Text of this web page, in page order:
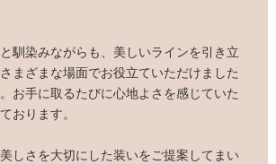
馴染みながらも、美しいラインを引き立
まざまな場面でお役立ていただけました
お手に取るたびに心地よさを感じていた
おります。
しさを大切にした装いをご提案してまい